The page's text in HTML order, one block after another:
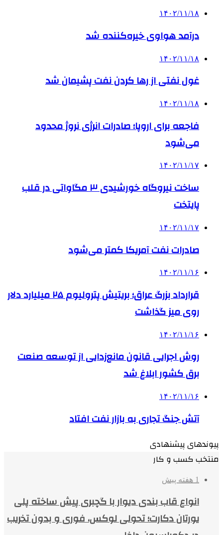
۱۴۰۲/۱۱/۱۸
درآمد هواوی خیره‌کننده شد
۱۴۰۲/۱۱/۱۸
غول نفتی از رها کردن نفت پشیمان شد
۱۴۰۲/۱۱/۱۸
فاجعه برای اروپا؛ صادرات انرژی نروژ محدود
می‌شود
۱۴۰۲/۱۱/۱۷
ساخت نیروگاه خورشیدی ۳ مگاواتی در قلب
پایتخت
۱۴۰۲/۱۱/۱۷
صادرات نفت آمریکا کمتر می‌شود
۱۴۰۲/۱۱/۱۶
قرارداد بزرگ عراق؛ بریتیش پترولیوم ۲۵ میلیارد دلار
روی میز گذاشت
۱۴۰۲/۱۱/۱۶
روش اجرایی قانون مانع‌زدایی از توسعه صنعت
برق کشور ابلاغ شد
۱۴۰۲/۱۱/۱۶
آتش جنگ تجاری به بازار نفت افتاد
پیوندهای پیشنهادی
منتخب کسب و کار
1 هفته پیش
انواع قاب بندی دیوار با گچبری پیش ساخته پلی
یورتان دکارت؛ تحولی لوکس، فوری و بدون تخریب